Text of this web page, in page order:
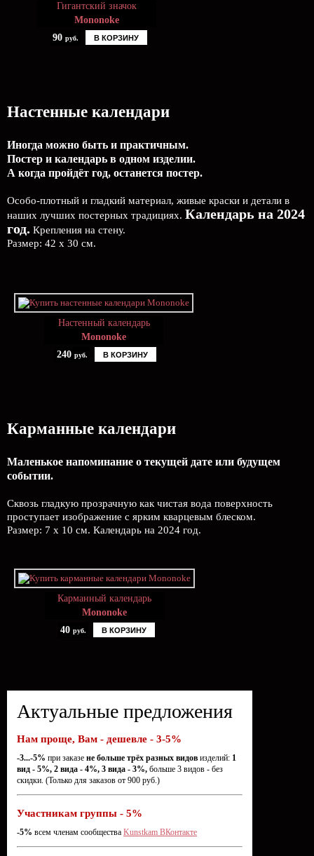
Гигантский значок
Mononoke
90 руб. В КОРЗИНУ
Настенные календари
Иногда можно быть и практичным.
Постер и календарь в одном изделии.
А когда пройдёт год, останется постер.
Особо-плотный и гладкий материал, живые краски и детали в
наших лучших постерных традициях. Календарь на 2024
год. Крепления на стену.
Размер: 42 х 30 см.
Настенный календарь
Mononoke
240 руб. В КОРЗИНУ
Карманные календари
Маленькое напоминание о текущей дате или будущем
событии.
Сквозь гладкую прозрачную как чистая вода поверхность
проступает изображение с ярким кварцевым блеском.
Размер: 7 х 10 см. Календарь на 2024 год.
Карманный календарь
Mononoke
40 руб. В КОРЗИНУ
Актуальные предложения
Нам проще, Вам - дешевле - 3-5%
-3...-5% при заказе не больше трёх разных видов изделий: 1
вид - 5%, 2 вида - 4%, 3 вида - 3%, больше 3 видов - без
скидки. (Только для заказов от 900 руб.)
Участникам группы - 5%
-5% всем членам сообщества Kunstkam ВКонтакте